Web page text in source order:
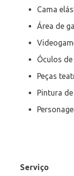
Cama
Área de
Óculos
Peças
Pintura
Serviço